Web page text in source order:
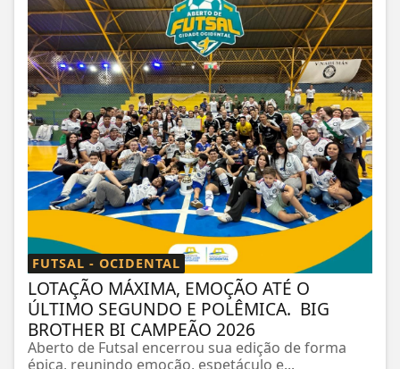
FUTSAL - OCIDENTAL
LOTAÇÃO MÁXIMA, EMOÇÃO ATÉ O
ÚLTIMO SEGUNDO E POLÊMICA. BIG
BROTHER BI CAMPEÃO 2026
Aberto de Futsal encerrou sua edição de forma
épica, reunindo emoção, espetáculo e...